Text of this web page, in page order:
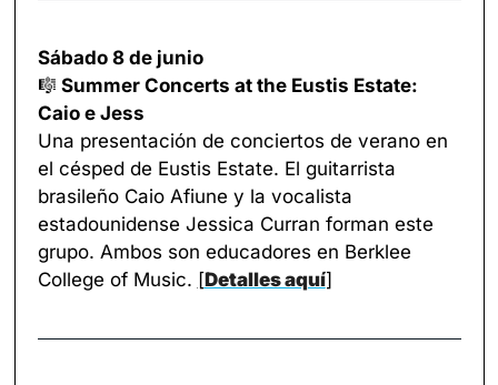
Sábado 8 de junio
🎼 Summer Concerts at the Eustis Estate:
Caio e Jess
Una presentación de conciertos de verano en
el césped de Eustis Estate. El guitarrista
brasileño Caio Afiune y la vocalista
estadounidense Jessica Curran forman este
grupo. Ambos son educadores en Berklee
College of Music. [Detalles aquí]